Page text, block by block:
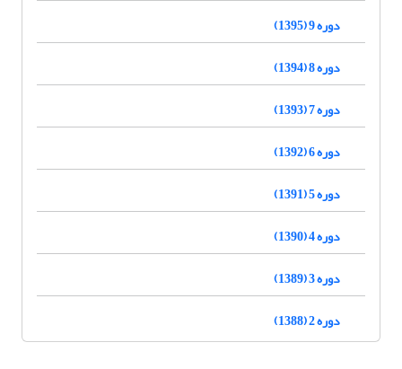
دوره 9 (1395)
دوره 8 (1394)
دوره 7 (1393)
دوره 6 (1392)
دوره 5 (1391)
دوره 4 (1390)
دوره 3 (1389)
دوره 2 (1388)